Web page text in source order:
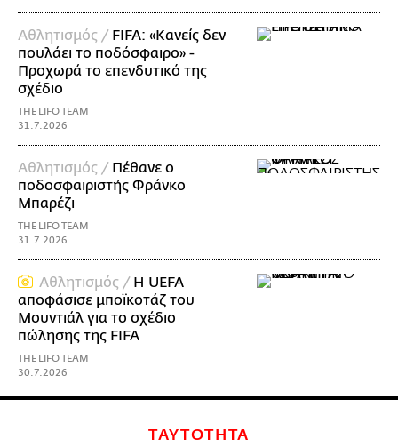
Αθλητισμός / FIFA: «Κανείς δεν
πουλάει το ποδόσφαιρο» -
Προχωρά το επενδυτικό της
σχέδιο
THE LIFO TEAM
31.7.2026
Αθλητισμός / Πέθανε ο
ποδοσφαιριστής Φράνκο
Μπαρέζι
THE LIFO TEAM
31.7.2026
Αθλητισμός / Η UEFA
αποφάσισε μποϊκοτάζ του
Μουντιάλ για το σχέδιο
πώλησης της FIFA
THE LIFO TEAM
30.7.2026
ΤΑΥΤΟΤΗΤΑ